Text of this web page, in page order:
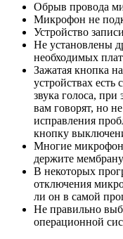
Обрыв провода
Микрофон не
Устройство
Не установлены
необходимых
Зажатая кнопка
устройствах есть
звука голоса,
вам говорят, но
исправления
кнопку
Многие
держите
В некоторых
отключения
ли он в самой
Не правильно
операционной